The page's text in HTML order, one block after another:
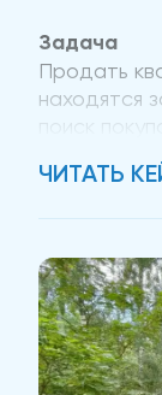
Задача
Продать
находятся
пройти без
ЧИТАТЬ